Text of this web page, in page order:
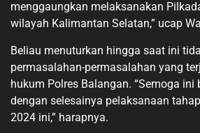
menggaungkan melaksanakan
wilayah Kalimantan Selatan,” ucap
Beliau menuturkan hingga saat ini
permasalahan-permasalahan yang
hukum Polres Balangan. “Semoga ini
dengan selesainya pelaksanaan
2024 ini,” harapnya.